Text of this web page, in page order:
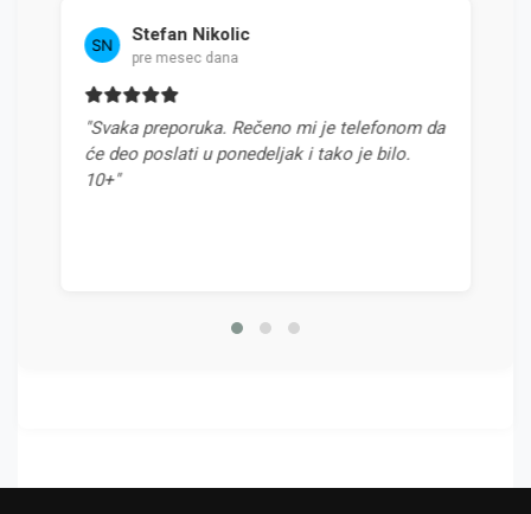
Stefan Nikolic
pre mesec dana
"Svaka preporuka. Rečeno mi je telefonom da
će deo poslati u ponedeljak i tako je bilo.
"Najbolja